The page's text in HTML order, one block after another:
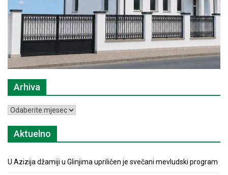
Arhiva
Arhiva
Aktuelno
U Azizija džamiji u Glinjima upriličen je svečani mevludski program